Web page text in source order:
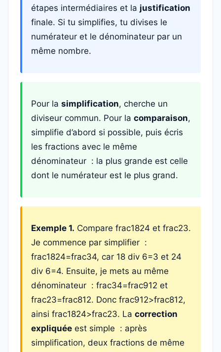
étapes intermédiaires et la justification
finale. Si tu simplifies, tu divises le
numérateur et le dénominateur par un
même nombre.
Pour la simplification, cherche un
diviseur commun. Pour la comparaison,
simplifie d’abord si possible, puis écris
les fractions avec le même
dénominateur : la plus grande est celle
dont le numérateur est le plus grand.
Exemple 1. Compare frac1824 et frac23.
Je commence par simplifier :
frac1824=frac34, car 18 div 6=3 et 24
div 6=4. Ensuite, je mets au même
dénominateur : frac34=frac912 et
frac23=frac812. Donc frac912>frac812,
ainsi frac1824>frac23. La correction
expliquée est simple : après
simplification, deux fractions de même